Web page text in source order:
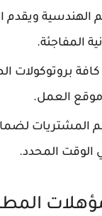
الهندسية ويقدم
المفاجئة.
بروتوكولات
لضمان
الوقت المحدد.